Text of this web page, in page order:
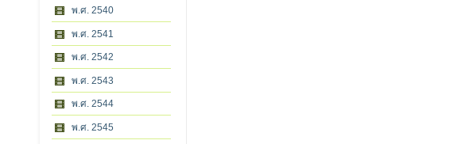
พ.ศ. 2540
พ.ศ. 2541
พ.ศ. 2542
พ.ศ. 2543
พ.ศ. 2544
พ.ศ. 2545